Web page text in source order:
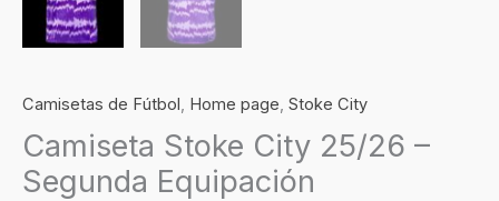
Camisetas de Fútbol, Home page, Stoke City
Camiseta Stoke City 25/26 –
Segunda Equipación